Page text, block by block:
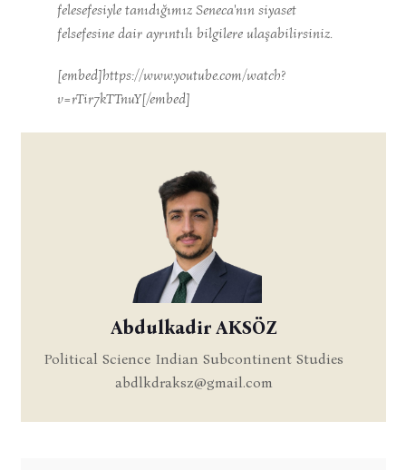
felesefesiyle tanıdığımız Seneca'nın siyaset
felsefesine dair ayrıntılı bilgilere ulaşabilirsiniz.
[embed]https://www.youtube.com/watch?
v=rTir7kTTnuY[/embed]
Abdulkadir AKSÖZ
Political Science Indian Subcontinent Studies
abdlkdraksz@gmail.com